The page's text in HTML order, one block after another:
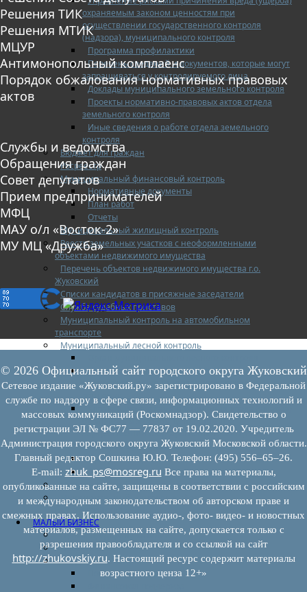
охраняемым законом ценностям при
осуществлении государственного контроля
(надзора), муниципального контроля
Программа профилактики
Перечень сведений и документов, которые могут
запрашиваться у контролируемого лица
Доклады муниципального земельного контроля
Проекты нормативно-правовых актов отдела
земельного контроля
Иные сведения о работе отдела земельного
контроля
Бюджет для граждан
Росреестр
Муниципальный финансовый контроль
Нормативные документы
План работ
Отчеты
Муниципальный жилищный контроль
Реестр земельных участков с неоформленными
объектами недвижимого имущества
Перечень объектов недвижимого имущества г.о.
Жуковский
Списки кандидатов в присяжные заседатели
Служба судебных приставов
Муниципальный контроль на автомобильном
транспорте
Муниципальный лесной контроль
Нормативно-правовые акты (НПА), регулирующие
осуществление муниципального лесного
контроля:
Управление рисками причинения вреда (ущерба)
охраняемым законом ценностям при
осуществлении государственного контроля
(надзора), муниципального контроля
Программа профилактики
Доклады муниципального лесного контроля
Муниципальный контроль за ЕТО
Муниципальный контроль в сфере
благоустройства
МАЛЫЙ БИЗНЕС
Прием предпринимателей
Новости МСП
Поддержка МСП
Поддержка МСП
Решения ТИК
Решения МТИК
МЦУР
Антимонопольный комплаенс
Порядок обжалования нормативных правовых
актов
Службы и ведомства
Обращения граждан
Совет депутатов
Прием предпринимателей
МФЦ
МАУ о/л «Восток-2»
МУ МЦ «Дружба»
© 2026 Официальный сайт городского округа Жуковский
Сетевое издание «Жуковский.ру» зарегистрировано в Федеральной
службе по надзору в сфере связи, информационных технологий и
массовых коммуникаций (Роскомнадзор). Свидетельство о
регистрации ЭЛ № ФС77 — 77837 от 19.02.2020. Учредитель
Администрация городского округа Жуковский Московской области.
Главный редактор Сошкина Ю.Ю. Телефон: (495) 556–65–26.
E‑mail: zhuk_ps@mosreg.ru Все права на материалы,
опубликованные на сайте, защищены в соответствии с российским
и международным законодательством об авторском праве и
смежных правах. Использование аудио-, фото- видео- и новостных
материалов, размещенных на сайте, допускается только с
разрешения правообладателя и со ссылкой на сайт
http://zhukovskiy.ru. Настоящий ресурс содержит материалы
возрастного ценза 12+»